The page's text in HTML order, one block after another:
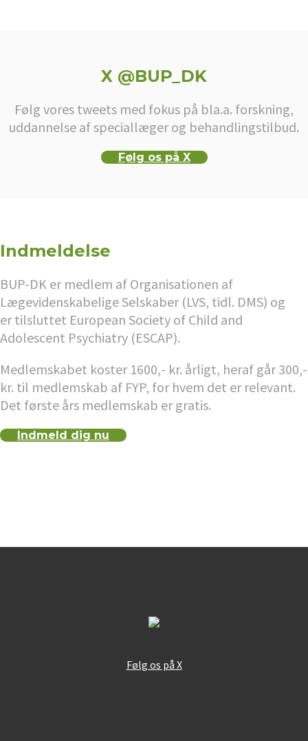
X @BUP_DK
Følg vores tweets med fokus på bla.a. forskning,
uddannelse af speciallæger og behandlingstilbud.
Følg os på X
Indmeldelse
BUP-DK er medlem af Organisationen af
Lægevidenskabelige Selskaber (LVS, tidl. DMS) og
er tilsluttet European Society of Child and
Adolescent Psychiatry (ESCAP).
Medlemskabet koster 1600,- kr. årligt, heraf går 300,-
kr. til medlemskab af FYP, for hvem det er relevant.
Det første års medlemskab er gratis.
Indmeld dig nu
Følg os på X